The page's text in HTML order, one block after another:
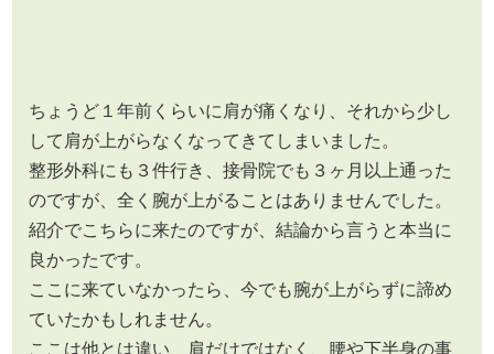
ちょうど１年前くらいに肩が痛くなり、それから少し
して肩が上がらなくなってきてしまいました。
整形外科にも３件行き、接骨院でも３ヶ月以上通った
のですが、全く腕が上がることはありませんでした。
紹介でこちらに来たのですが、結論から言うと本当に
良かったです。
ここに来ていなかったら、今でも腕が上がらずに諦め
ていたかもしれません。
ここは他とは違い、肩だけではなく、腰や下半身の事